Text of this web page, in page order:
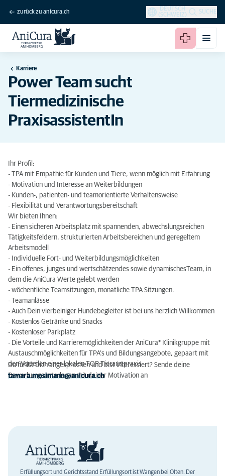
zurück zu anicura.ch
DEUTSCH
(SCHWEIZ)
SUCHE
Karriere
Power Team sucht
Tiermedizinische
PraxisassistentIn
Ihr Profil:
- TPA mit Empathie für Kunden und Tiere, wenn möglich mit Erfahrung
- Motivation und Interesse an Weiterbildungen
- Kunden-, patienten- und teamorientierte Verhaltensweise
- Flexibilität und Verantwortungsbereitschaft
Wir bieten Ihnen:
- Einen sicheren Arbeitsplatz mit spannenden, abwechslungsreichen
Tätigkeitsfeldern, strukturierten Arbeitsbereichen und geregeltem
Arbeitsmodell
- Individuelle Fort- und Weiterbildungsmöglichkeiten
- Ein offenes, junges und wertschätzendes sowie dynamischesTeam, in
dem die AniCura Werte gelebt werden
- wöchentliche Teamsitzungen, monatliche TPA Sitzungen.
- Teamanlässe
- Auch Dein vierbeiniger Hundebegleiter ist bei uns herzlich Willkommen
- Kostenlos Getränke und Snacks
- Kostenloser Parkplatz
- Die Vorteile und Karrieremöglichkeiten der AniCura* Klinikgruppe mit
Austauschmöglichkeiten für TPA’s und Bildungsangebote, gepaart mit
den Vorteilen einer lokalen TOP Tierarztpraxis
Du fühlst Dich angesprochen und bist interessiert? Sende deine
Bewerbungsunterlagen mit deiner Motivation an
tamara.mosimann@anicura.ch
Erfüllungsort und Gerichtsstand Erfüllungsort ist Wangen bei Olten. Der